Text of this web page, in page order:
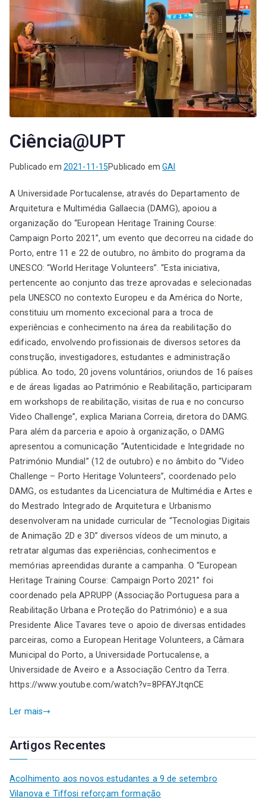
Ciência@UPT
Publicado em 2021-11-15Publicado emGAI
A Universidade Portucalense, através do Departamento de
Arquitetura e Multimédia Gallaecia (DAMG), apoiou a
organização do “European Heritage Training Course:
Campaign Porto 2021”, um evento que decorreu na cidade do
Porto, entre 11 e 22 de outubro, no âmbito do programa da
UNESCO: “World Heritage Volunteers”. “Esta iniciativa,
pertencente ao conjunto das treze aprovadas e selecionadas
pela UNESCO no contexto Europeu e da América do Norte,
constituiu um momento excecional para a troca de
experiências e conhecimento na área da reabilitação do
edificado, envolvendo profissionais de diversos setores da
construção, investigadores, estudantes e administração
pública. Ao todo, 20 jovens voluntários, oriundos de 16 países
e de áreas ligadas ao Património e Reabilitação, participaram
em workshops de reabilitação, visitas de rua e no concurso
Video Challenge”, explica Mariana Correia, diretora do DAMG.
Para além da parceria e apoio à organização, o DAMG
apresentou a comunicação “Autenticidade e Integridade no
Património Mundial” (12 de outubro) e no âmbito do “Video
Challenge – Porto Heritage Volunteers”, coordenado pelo
DAMG, os estudantes da Licenciatura de Multimédia e Artes e
do Mestrado Integrado de Arquitetura e Urbanismo
desenvolveram na unidade curricular de “Tecnologias Digitais
de Animação 2D e 3D” diversos vídeos de um minuto, a
retratar algumas das experiências, conhecimentos e
memórias apreendidas durante a campanha. O “European
Heritage Training Course: Campaign Porto 2021” foi
coordenado pela APRUPP (Associação Portuguesa para a
Reabilitação Urbana e Proteção do Património) e a sua
Presidente Alice Tavares teve o apoio de diversas entidades
parceiras, como a European Heritage Volunteers, a Câmara
Municipal do Porto, a Universidade Portucalense, a
Universidade de Aveiro e a Associação Centro da Terra.
https://www.youtube.com/watch?v=8PFAYJtqnCE
Ler mais
Artigos Recentes
Acolhimento aos novos estudantes a 9 de setembro
Vilanova e Tiffosi reforçam formação